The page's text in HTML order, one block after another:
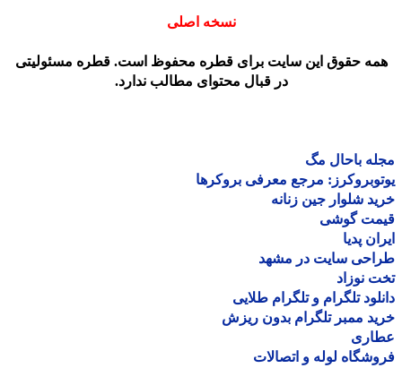
نسخه اصلی
حقوق این سایت برای قطره محفوظ است. قطره مسئولیتی
در قبال محتوای مطالب ندارد.
باحال مگ
مرجع معرفی بروکرها
شلوار جین زنانه
گوشی
پدیا
سایت در مشهد
نوزاد
تلگرام و تلگرام طلایی
ممبر تلگرام بدون ریزش
لوله و اتصالات